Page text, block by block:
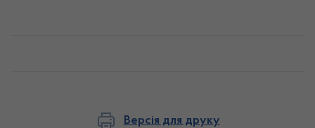
Версія для друку